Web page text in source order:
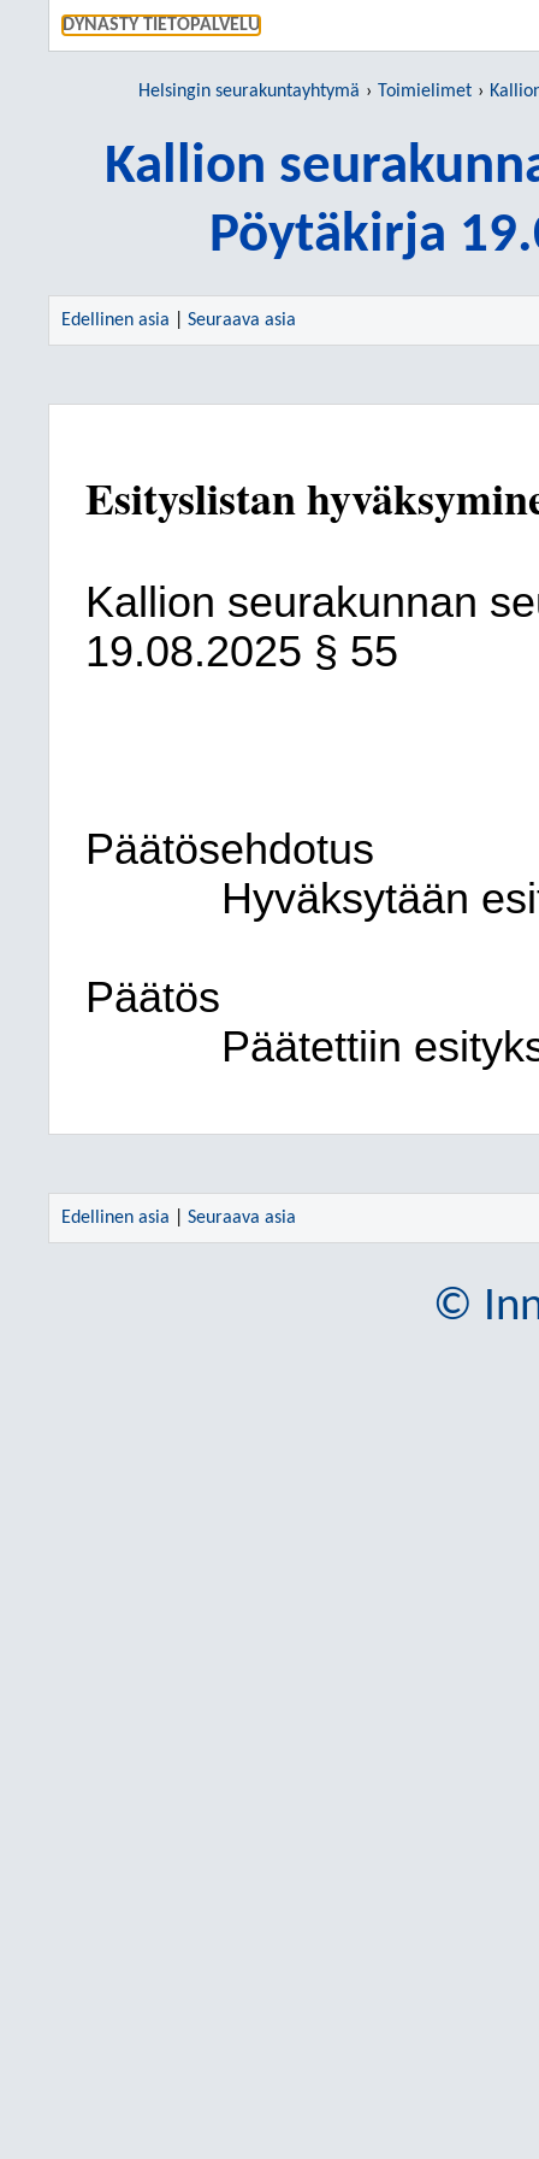
DYNASTY TIETOPALVELU
Helsingin seurakuntayhtymä Toimielimet
Kallion
Pöytäkirja
Edellinen asia Seuraava asia
Esityslistan
Kallion seurakunnan
19.08.2025 § 55
Päätösehdotus
Hyväksytään
Päätös
Päätettiin
Edellinen asia Seuraava asia
©